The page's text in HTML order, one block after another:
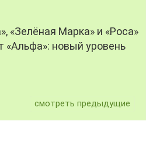
«Зелёная Марка» и «Роса»
«Альфа»: новый уровень
смотреть предыдущие